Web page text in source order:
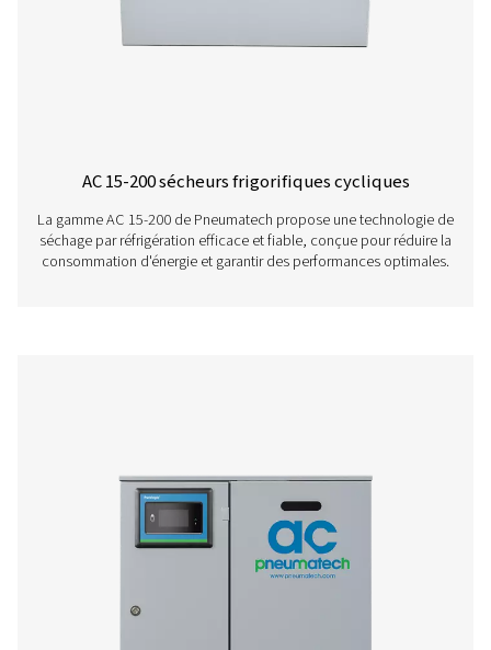
AC 15-200 sécheurs frigorifiques